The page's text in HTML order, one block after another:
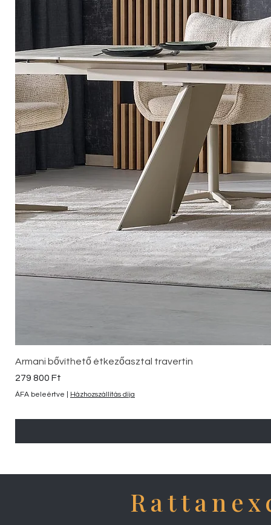
Armani bővíthető étkezőasztal travertin
Ár
279 800 Ft
ÁFA beleértve Házhozszállítás díja